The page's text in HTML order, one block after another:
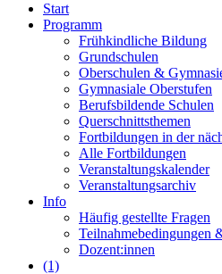
Start
Programm
Frühkindliche Bildung
Grundschulen
Oberschulen &
Gymnasiale Oberstufen
Berufsbildende Schulen
Querschnittsthemen
Fortbildungen in der
Alle Fortbildungen
Veranstaltungskalender
Veranstaltungsarchiv
Info
Häufig gestellte Fragen
Teilnahmebedingungen
Dozent:innen
(1)